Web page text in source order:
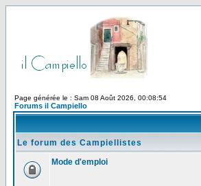
Page générée le : Sam 08 Août 2026, 00:08:54
Forums il Campiello
Le forum des Campiellistes
Mode d'emploi